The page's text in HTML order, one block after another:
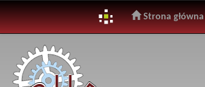
navigation
Strona główna